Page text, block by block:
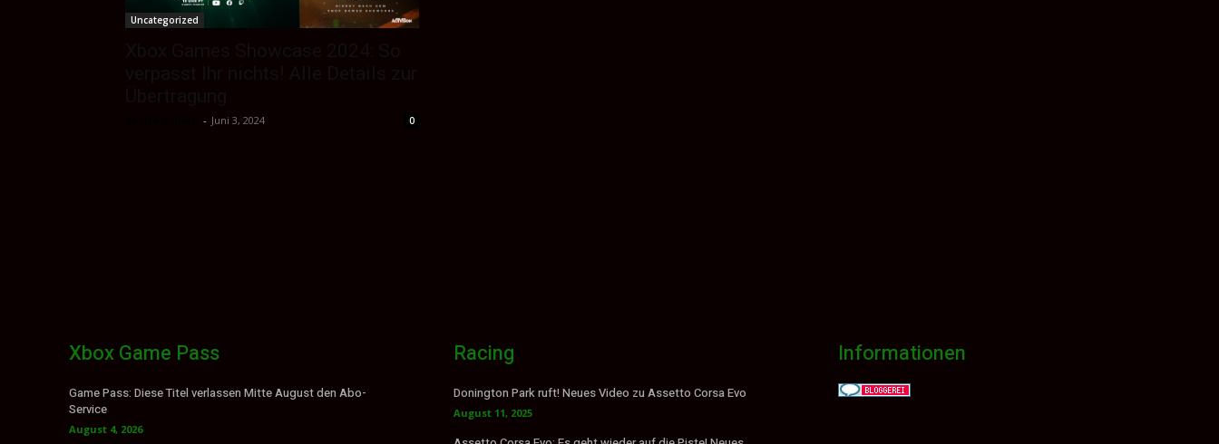
Uncategorized
- Juni 3, 2024 0
Xbox Game Pass
Game Pass: Diese Titel verlassen Mitte August den Abo-
Service
August 4, 2026
Racing
Donington Park ruft! Neues Video zu Assetto Corsa Evo
August 11, 2025
Informationen